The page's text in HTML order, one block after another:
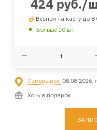
424 руб./
Вернем на карту до
Больше 10 шт
Самовывоз: 08.08.2026,
Хочу в подарок